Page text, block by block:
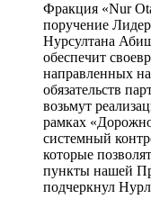
Фракция «Nur
поручение
Нурсултана
обеспечит
направленных
обязательств
возьмут
рамках
системный
которые
пункты нашей
подчеркнул